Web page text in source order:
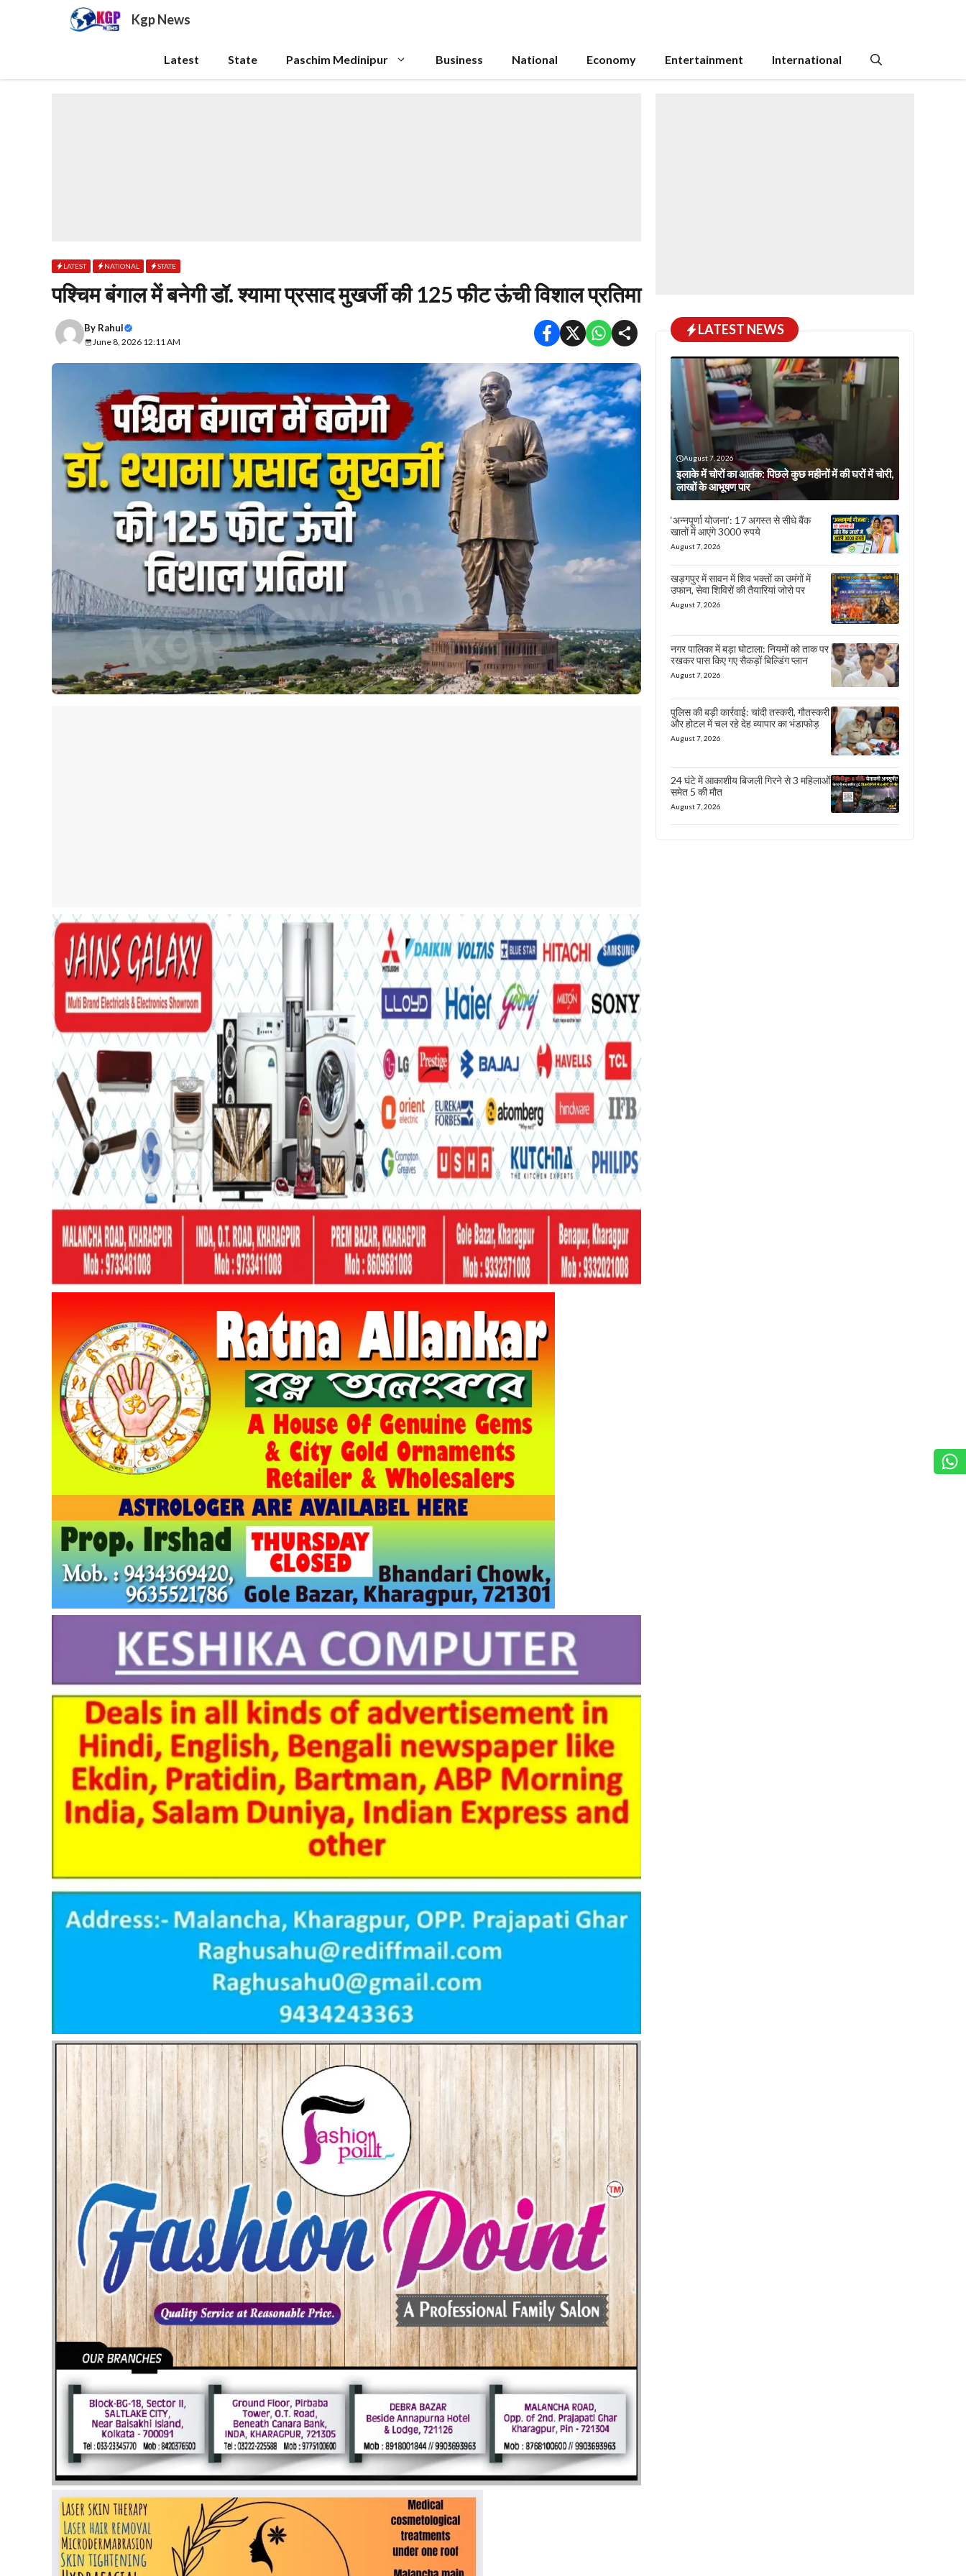
Kgp News
Latest State Paschim Medinipur Business National Economy Entertainment International
LATEST NATIONAL STATE
पश्चिम बंगाल में बनेगी डॉ. श्यामा प्रसाद मुखर्जी की 125 फीट ऊंची विशाल प्रतिमा
By Rahul
June 8, 2026 12:11 AM
LATEST NEWS
August 7, 2026
इलाके में चोरों का आतंक: पिछले कुछ महीनों में की घरों में चोरी,
लाखों के आभूषण पार
‘अन्नपूर्णा योजना’: 17 अगस्त से सीधे बैंक
खातों में आएंगे 3000 रुपये
August 7, 2026
खड़गपुर में सावन में शिव भक्तों का उमंगों में
उफान, सेवा शिविरों की तैयारियां जोरो पर
August 7, 2026
नगर पालिका में बड़ा घोटाला: नियमों को ताक पर
रखकर पास किए गए सैकड़ों बिल्डिंग प्लान
August 7, 2026
पुलिस की बड़ी कार्रवाई: चांदी तस्करी, गौतस्करी
और होटल में चल रहे देह व्यापार का भंडाफोड़
August 7, 2026
24 घंटे में आकाशीय बिजली गिरने से 3 महिलाओं
समेत 5 की मौत
August 7, 2026